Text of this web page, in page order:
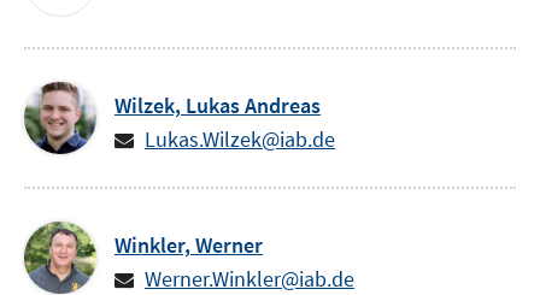
Wilzek, Lukas Andreas
Lukas.Wilzek@iab.de
Winkler, Werner
Werner.Winkler@iab.de